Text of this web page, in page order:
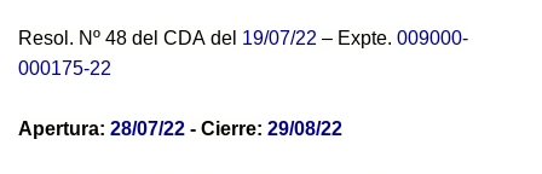
Resol. Nº 48 del CDA del 19/07/22 – Expte. 009000-
000175-22
Apertura: 28/07/22 - Cierre: 29/08/22